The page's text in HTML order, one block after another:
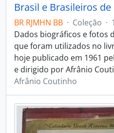
Brasil e Brasileiros de
BR RJMHN BB · Coleção ·
Dados biográficos e fotos
que foram utilizados no
hoje publicado em 1961
e dirigido por Afrânio
Afrânio Coutinho